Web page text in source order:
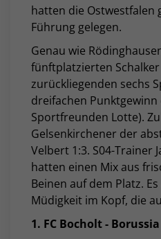
hatten die Ostwestfalen
Führung gelegen.
Genau wie
fünftplatzierten
zurückliegenden sechs
dreifachen Punktgewinn
Sportfreunden Lotte).
Gelsenkirchener der
Velbert 1:3. S04-Trainer
hatten einen Mix aus
Beinen auf dem Platz.
Müdigkeit im Kopf, die
1. FC Bocholt -